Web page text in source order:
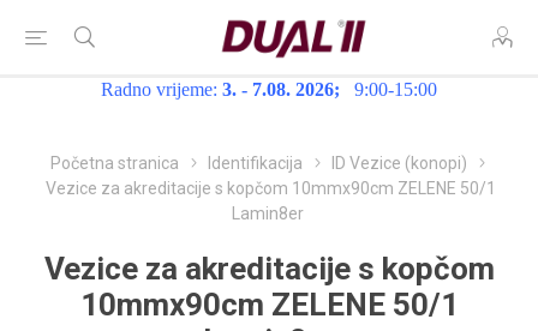
Radno vrijeme: 3. - 7.08. 2026; 9:00-15:00
Početna stranica Identifikacija
ID Vezice (konopi)
Vezice za akreditacije s kopčom 10mmx90cm ZELENE 50/1
Lamin8er
Vezice za akreditacije s kopčom
10mmx90cm ZELENE 50/1